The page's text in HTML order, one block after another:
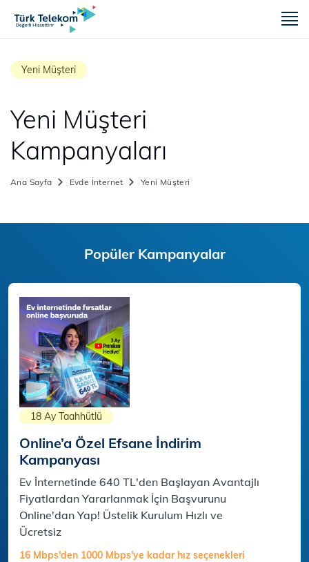
Yeni Müşteri
Yeni Müşteri
Kampanyaları
Ana Sayfa Evde İnternet Yeni Müşteri
Popüler Kampanyalar
18 Ay Taahhütlü
Online’a Özel Efsane İndirim
Kampanyası
Ev İnternetinde 640 TL'den Başlayan Avantajlı
Fiyatlardan Yararlanmak İçin Başvurunu
Online'dan Yap! Üstelik Kurulum Hızlı ve
Ücretsiz
16 Mbps'den 1000 Mbps'ye kadar hız seçenekleri​​